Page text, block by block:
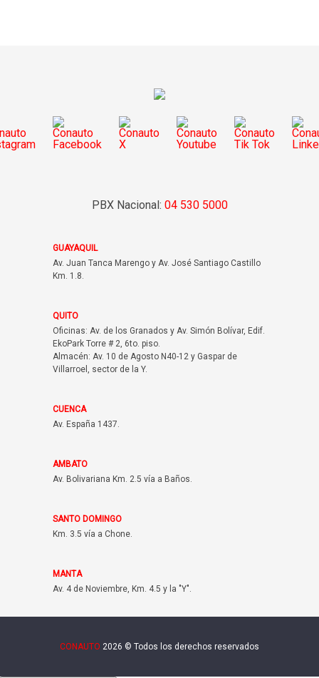
PBX Nacional: 04 530 5000
GUAYAQUIL
Av. Juan Tanca Marengo y Av. José Santiago Castillo
Km. 1.8.
QUITO
Oficinas: Av. de los Granados y Av. Simón Bolívar, Edif.
EkoPark Torre # 2, 6to. piso.
Almacén: Av. 10 de Agosto N40-12 y Gaspar de
Villarroel, sector de la Y.
CUENCA
Av. España 1437.
AMBATO
Av. Bolivariana Km. 2.5 vía a Baños.
SANTO DOMINGO
Km. 3.5 vía a Chone.
MANTA
Av. 4 de Noviembre, Km. 4.5 y la "Y".
CONAUTO 2026 © Todos los derechos reservados